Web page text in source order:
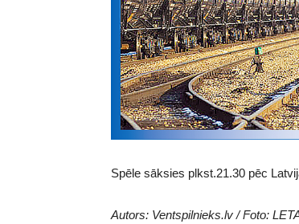
Spēle sāksies plkst.21.30 pēc
Autors: Ventspilnieks.lv / Foto: